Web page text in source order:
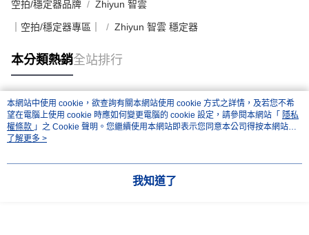
空拍/穩定器品牌 Zhiyun 智雲
｜空拍/穩定器專區｜ Zhiyun 智雲 穩定器
本分類熱銷全站排行
熱門標籤
本網站中使用 cookie，欲查詢有關本網站使用 cookie 方式之詳情，及若您不希
望在電腦上使用 cookie 時應如何變更電腦的 cookie 設定，請參閱本網站「 隱私
權條款 」之 Cookie 聲明。您繼續使用本網站即表示您同意本公司得按本網站使
用條款之 Cookie 聲明使用 cookie。
了解更多 >
我知道了